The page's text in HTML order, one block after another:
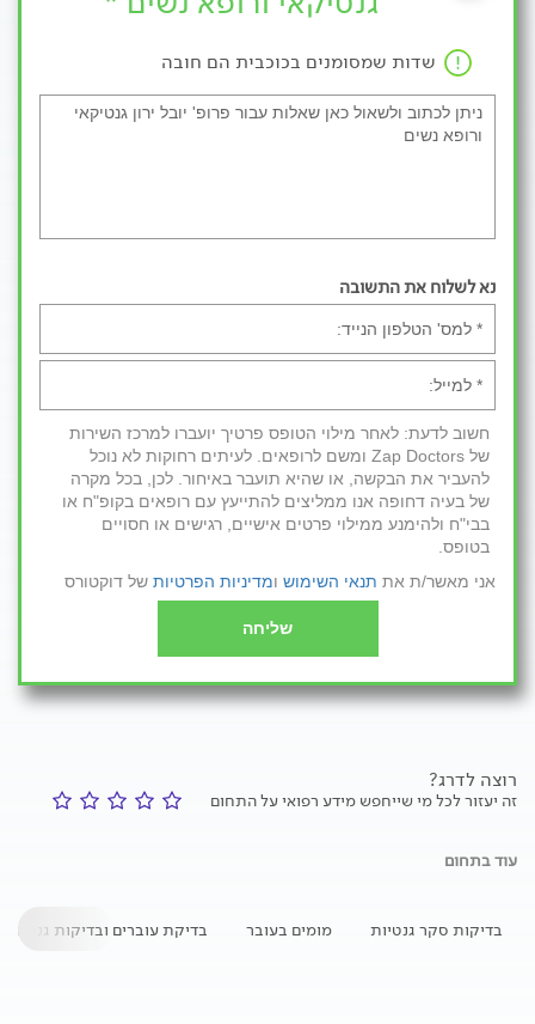
שדות שמסומנים בכוכבית הם חובה
נא לשלוח את התשובה
חשוב לדעת: לאחר מילוי הטופס פרטיך יועברו למרכז השירות
של Zap Doctors ומשם לרופאים. לעיתים רחוקות לא נוכל
להעביר את הבקשה, או שהיא תועבר באיחור. לכן, בכל מקרה
של בעיה דחופה אנו ממליצים להתייעץ עם רופאים בקופ"ח או
בבי"ח ולהימנע ממילוי פרטים אישיים, רגישים או חסויים
בטופס.
אני מאשר/ת את תנאי השימוש ומדיניות הפרטיות של דוקטורס
שליחה
רוצה לדרג?
זה יעזור לכל מי שייחפש מידע רפואי על התחום
עוד בתחום
בדיקות סקר גנטיות מומים בעובר בדיקת עוברים ובדיקות גנטיות